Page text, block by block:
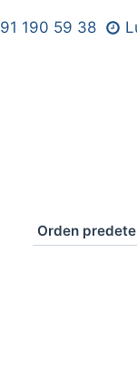
91 190 59 38